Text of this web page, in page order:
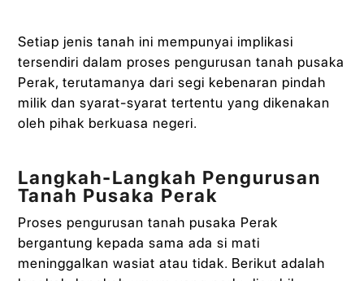
Setiap jenis tanah ini mempunyai implikasi
tersendiri dalam proses pengurusan tanah pusaka
Perak, terutamanya dari segi kebenaran pindah
milik dan syarat-syarat tertentu yang dikenakan
oleh pihak berkuasa negeri.
Langkah-Langkah Pengurusan
Tanah Pusaka Perak
Proses pengurusan tanah pusaka Perak
bergantung kepada sama ada si mati
meninggalkan wasiat atau tidak. Berikut adalah